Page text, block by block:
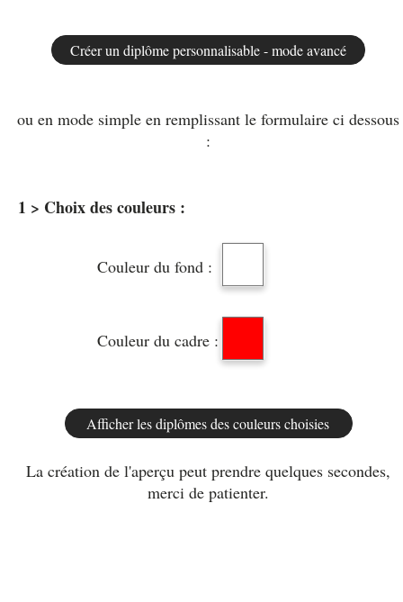
ou en mode simple en remplissant le formulaire ci dessous
:
1 > Choix des couleurs :
Couleur du fond :
Couleur du cadre :
La création de l'aperçu peut prendre quelques secondes,
merci de patienter.